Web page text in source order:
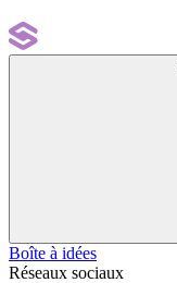
Boîte à idées
Réseaux sociaux